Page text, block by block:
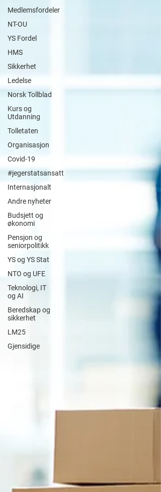
Medlemsfordeler
NT-OU
YS Fordel
HMS
Sikkerhet
Ledelse
Norsk Tollblad
Kurs og
Utdanning
Tolletaten
Organisasjon
Covid-19
#jegerstatsansatt
Internasjonalt
Andre nyheter
Budsjett og
økonomi
Pensjon og
seniorpolitikk
YS og YS Stat
NTO og UFE
Teknologi, IT
og AI
Beredskap og
sikkerhet
LM25
Gjensidige